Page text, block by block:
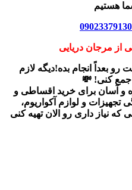
از مرجان دریایی
بعداً انجام بده!دیگه لازم
جمع کنی! 💸
و آسان برای خرید اقساطی و
تجهیزات و لوازم آکواریوم،
که نیاز داری رو الان تهیه کنی